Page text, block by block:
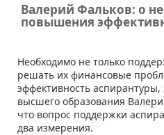
Валерий Фальков: о
повышения
​​Необходимо не только
решать их финансовые
эффективность
высшего образования
что вопрос поддержки
два измерения.